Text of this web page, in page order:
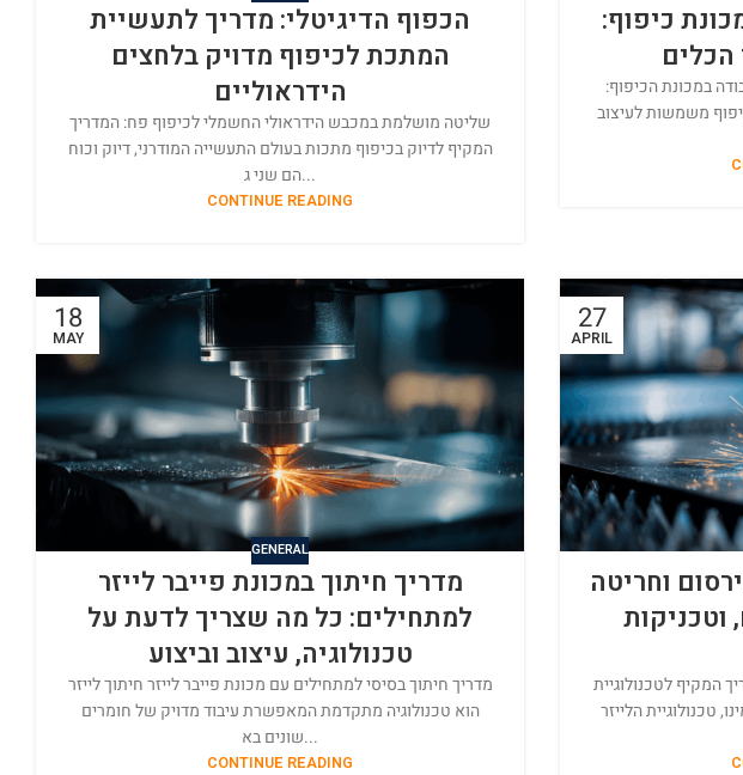
הכפוף הדיגיטלי: מדריך לתעשיית
המתכת לכיפוף מדויק בלחצים
הידראוליים
שליטה מושלמת במכבש הידראולי החשמלי לכיפוף פח: המדריך
המקיף לדיוק בכיפוף מתכות בעולם התעשייה המודרני, דיוק וכוח
הם שני ג...
CONTINUE READING
כיפוף:
במכונת הכיפוף:
משמשות לעיצוב
18
MAY
GENERAL
מדריך חיתוך במכונת פייבר לייזר
למתחילים: כל מה שצריך לדעת על
טכנולוגיה, עיצוב וביצוע
מדריך חיתוך בסיסי למתחילים עם מכונת פייבר לייזר חיתוך לייזר
הוא טכנולוגיה מתקדמת המאפשרת עיבוד מדויק של חומרים
שונים בא...
CONTINUE READING
27
APRIL
וחריטה
וטכניקות
המקיף לטכנולוגיית
טכנולוגיית הלייזר